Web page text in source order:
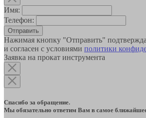
Имя:
Телефон:
Отправить
Нажимая кнопку "Отправить"
и согласен с условиями политики
Заявка на прокат инструмента
Спасибо за обращение.
Мы обязательно ответим Вам в самое